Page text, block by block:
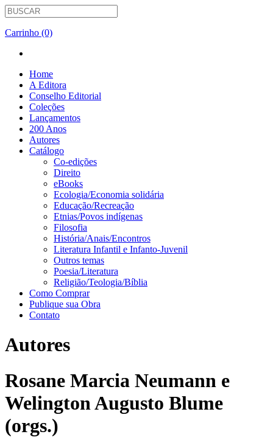
Carrinho (0)
Home
A Editora
Conselho Editorial
Coleções
Lançamentos
200 Anos
Autores
Catálogo
Co-edições
Direito
eBooks
Ecologia/Economia solidária
Educação/Recreação
Etnias/Povos indígenas
Filosofia
História/Anais/Encontros
Literatura Infantil e Infanto-Juvenil
Outros temas
Poesia/Literatura
Religião/Teologia/Bíblia
Como Comprar
Publique sua Obra
Contato
Autores
Rosane Marcia Neumann e
Welington Augusto Blume
(orgs.)